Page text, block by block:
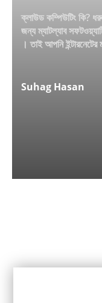
ক্লাউড কম্পিউটিং কি?
জন্য ম্যাটল্যাব
। তাই আপনি
Suhag Hasan